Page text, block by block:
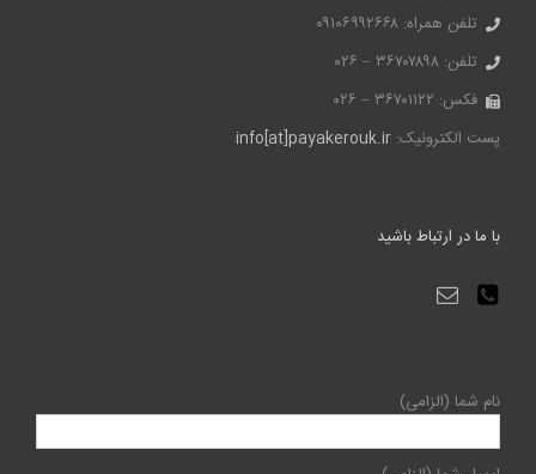
تلفن همراه: ۰۹۱۰۶۹۹۲۶۶۸
تلفن: ۳۶۷۰۷۸۹۸ – ۰۲۶
فکس: ۳۶۷۰۱۱۲۲ – ۰۲۶
پست الکترونیک: info[at]payakerouk.ir
با ما در ارتباط باشید
نام شما (الزامی)